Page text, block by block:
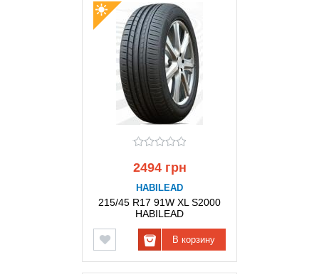
2494 грн
HABILEAD
215/45 R17 91W XL S2000
HABILEAD
В корзину